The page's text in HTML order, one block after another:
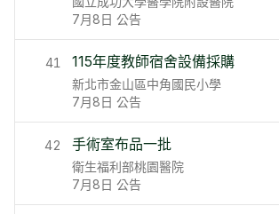
7月8日 公告
41 115年度教師宿舍設備採購
新北市金山區中角國民小學
7月8日 公告
42 手術室布品一批
衛生福利部桃園醫院
7月8日 公告